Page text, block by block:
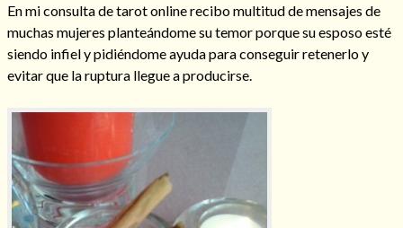
Leer más sobre mí
En mi consulta de tarot online recibo multitud de mensajes de
muchas mujeres planteándome su temor porque su esposo esté
siendo infiel y pidiéndome ayuda para conseguir retenerlo y
evitar que la ruptura llegue a producirse.